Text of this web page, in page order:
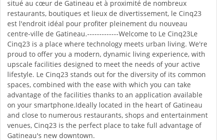
situé au cœur de Gatineau et à proximité de nombreux
restaurants, boutiques et lieux de divertissement, le Cinq23
est l'endroit idéal pour profiter pleinement du nouveau
centre-ville de Gatineau.-------------Welcome to Le Cinq23Le
Cinq23 is a place where technology meets urban living. We're
proud to offer you a modern, dynamic living experience, with
upscale facilities designed to meet the needs of your active
lifestyle. Le Cinq23 stands out for the diversity of its common
spaces, combined with the ease with which you can take
advantage of the facilities thanks to an application available
on your smartphone.Ideally located in the heart of Gatineau
and close to numerous restaurants, shops and entertainment
venues, Cinq23 is the perfect place to take full advantage of
Gatineau's new downtown.